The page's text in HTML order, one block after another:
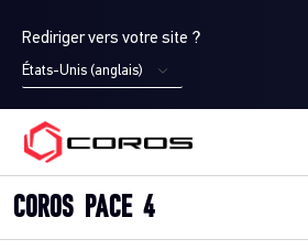
Rediriger vers votre site ?
États-Unis (anglais)
COROS FR
COROS PACE 4